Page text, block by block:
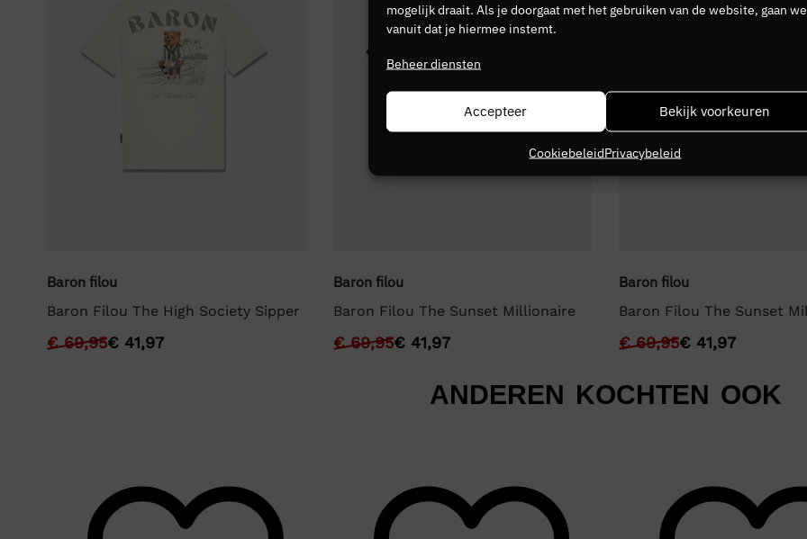
mogelijk draait. Als je doorgaat met het gebruiken van de website, gaan
vanuit dat je hiermee instemt.
Beheer diensten
Accepteer Bekijk voorkeuren
CookiebeleidPrivacybeleid
Baron filou
Baron Filou The High Society Sipper
€69,95€ 41,97
Baron filou
Baron Filou The Sunset Millionaire
€69,95€41,97
Baron filou
Baron Filou The Sunset
€69,95€ 41,97
ANDEREN KOCHTEN OOK